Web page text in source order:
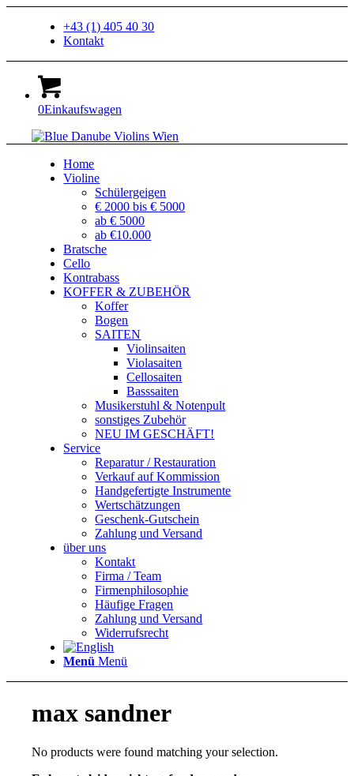
+43 (1) 405 40 30
Kontakt
0Einkaufswagen
Home
Violine
Schülergeigen
€ 2000 bis € 5000
ab € 5000
ab €10.000
Bratsche
Cello
Kontrabass
KOFFER & ZUBEHÖR
Koffer
Bogen
SAITEN
Violinsaiten
Violasaiten
Cellosaiten
Basssaiten
Musikerstuhl & Notenpult
sonstiges Zubehör
NEU IM GESCHÄFT!
Service
Reparatur / Restauration
Verkauf auf Kommission
Handgefertigte Instrumente
Wertschätzungen
Geschenk-Gutschein
Zahlung und Versand
über uns
Kontakt
Firma / Team
Firmenphilosophie
Häufige Fragen
Zahlung und Versand
Widerrufsrecht
Menü Menü
max sandner
No products were found matching your selection.